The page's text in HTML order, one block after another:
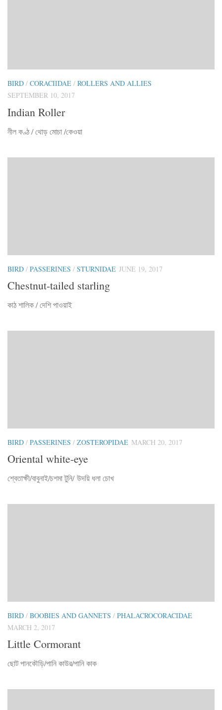
BIRD / CORACIIDAE / ROLLERS AND ALLIES
SEPTEMBER 10, 2017
Indian Roller
নীল কণ্ঠ / থোড় মোচা /কেওয়া
BIRD / PASSERINES / STURNIDAE JUNE 19, 2017
Chestnut-tailed starling
কাঠ শালিক / দেশি পাওয়াই
BIRD / PASSERINES / ZOSTEROPIDAE MARCH 20, 2017
Oriental white-eye
শ্বেতাক্ষী/বাবুনাই/চশমা টুনি/ উদয়ি ধলা চোখ
BIRD / BOOBIES AND GANNETS / PHALACROCORACIDAE
MARCH 2, 2017
Little Cormorant
ছোট পানকৌড়ি/পানি কাউর/পানি কাক